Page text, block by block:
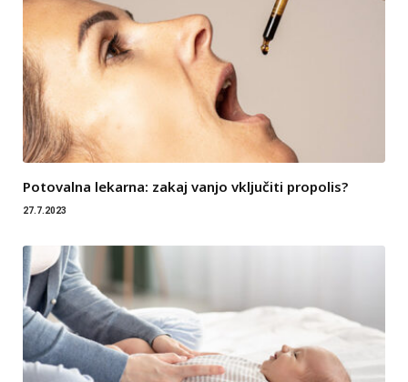
Potovalna lekarna: zakaj vanjo vključiti propolis?
27.7.2023